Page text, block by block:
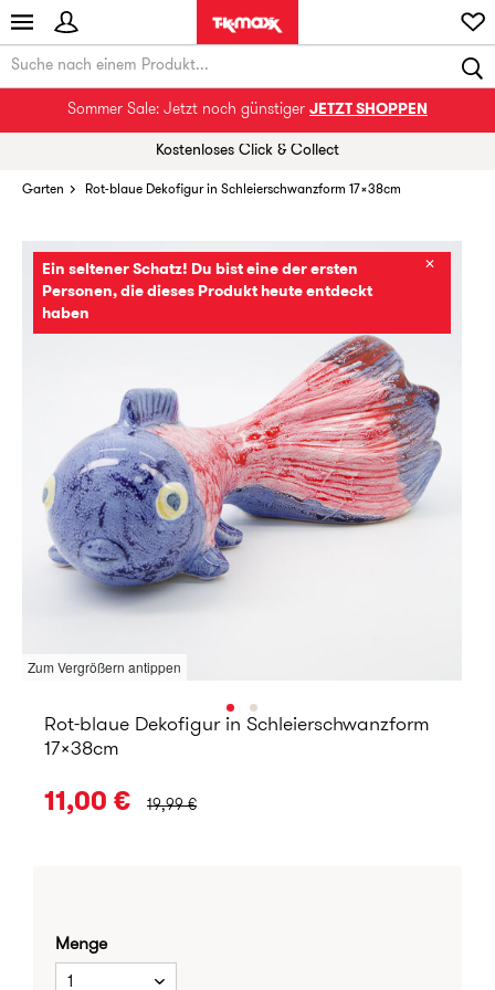
Sommer Sale: Jetzt noch günstiger JETZT SHOPPEN
Kostenloses Click & Collect
Garten Rot-blaue Dekofigur in Schleierschwanzform 17x38cm
Ein seltener Schatz! Du bist eine der ersten
Personen, die dieses Produkt heute entdeckt
haben
✕
Zum Vergrößern antippen
Rot-blaue Dekofigur in Schleierschwanzform
17x38cm
11,00 € URSPRÜNGLICHER PREIS:
19,99 €
Menge
1